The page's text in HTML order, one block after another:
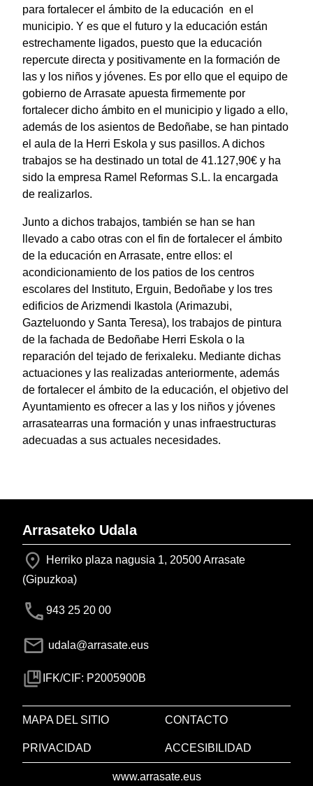
para fortalecer el ámbito de la educación en el
municipio. Y es que el futuro y la educación están
estrechamente ligados, puesto que la educación
repercute directa y positivamente en la formación de
las y los niños y jóvenes. Es por ello que el equipo de
gobierno de Arrasate apuesta firmemente por
fortalecer dicho ámbito en el municipio y ligado a ello,
además de los asientos de Bedoñabe, se han pintado
el aula de la Herri Eskola y sus pasillos. A dichos
trabajos se ha destinado un total de 41.127,90€ y ha
sido la empresa Ramel Reformas S.L. la encargada
de realizarlos.
Junto a dichos trabajos, también se han se han
llevado a cabo otras con el fin de fortalecer el ámbito
de la educación en Arrasate, entre ellos: el
acondicionamiento de los patios de los centros
escolares del Instituto, Erguin, Bedoñabe y los tres
edificios de Arizmendi Ikastola (Arimazubi,
Gazteluondo y Santa Teresa), los trabajos de pintura
de la fachada de Bedoñabe Herri Eskola o la
reparación del tejado de ferixaleku. Mediante dichas
actuaciones y las realizadas anteriormente, además
de fortalecer el ámbito de la educación, el objetivo del
Ayuntamiento es ofrecer a las y los niños y jóvenes
arrasatearras una formación y unas infraestructuras
adecuadas a sus actuales necesidades.
Arrasateko Udala
Herriko plaza nagusia 1, 20500 Arrasate
(Gipuzkoa)
943 25 20 00
udala@arrasate.eus
IFK/CIF: P2005900B
MAPA DEL SITIO CONTACTO
PRIVACIDAD ACCESIBILIDAD
www.arrasate.eus